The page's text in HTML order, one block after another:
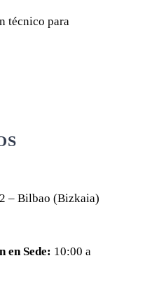
técnico para
– Bilbao (Bizkaia)
en Sede: 10:00 a